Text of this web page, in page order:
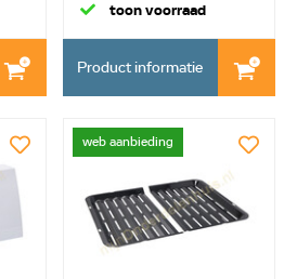
toon voorraad
Product informatie
web aanbieding